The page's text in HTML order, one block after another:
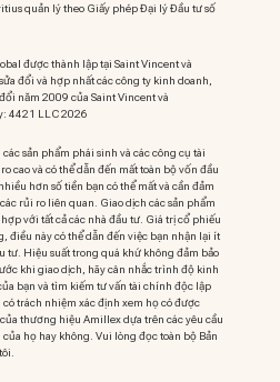
quản lý theo Giấy phép Đại lý Đầu tư số
được thành lập tại Saint Vincent và
đổi và hợp nhất các công ty kinh doanh,
năm 2009 của Saint Vincent và
4421 LLC 2026
sản phẩm phái sinh và các công cụ tài
cao và có thể dẫn đến mất toàn bộ vốn đầu
hơn số tiền bạn có thể mất và cần đảm
rủi ro liên quan. Giao dịch các sản phẩm
với tất cả các nhà đầu tư. Giá trị cổ phiếu
điều này có thể dẫn đến việc bạn nhận lại ít
tư. Hiệu suất trong quá khứ không đảm bảo
khi giao dịch, hãy cân nhắc trình độ kinh
bạn và tìm kiếm tư vấn tài chính độc lập
trách nhiệm xác định xem họ có được
thương hiệu Amillex dựa trên các yêu cầu
họ hay không. Vui lòng đọc toàn bộ Bản